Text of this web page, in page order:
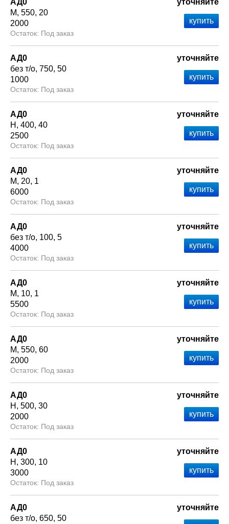
АД0
М 550 20
2000
Под заказ
уточняйте
АД0
без т/о 750 50
1000
Под заказ
уточняйте
АД0
Н
400 40
2500
Под заказ
уточняйте
АД0
М
20 1
6000
Под заказ
уточняйте
АД0
без т/о 100 5
4000
Под заказ
уточняйте
АД0
М
10 1
5500
Под заказ
уточняйте
АД0
М 550 60
2000
Под заказ
уточняйте
АД0
Н
500 30
2000
Под заказ
уточняйте
АД0
Н
300 10
3000
Под заказ
уточняйте
АД0
без т/о 650 50
уточняйте